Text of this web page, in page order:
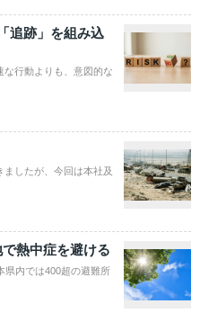
追跡」を組み込
行動よりも、意図的な
したが、今回は本社及
熱中症を避ける
県内では400超の避難所